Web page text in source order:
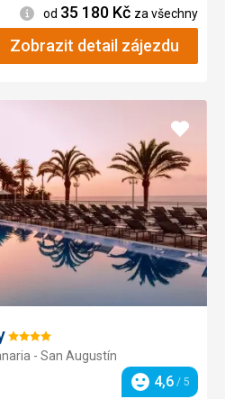
Informace
od 35 180 Kč za všechny
Zobrazit detail zájezdu
Hodnocení:
4/5 - San Augustín
Hodnocení
4,6 / 5
Přidat